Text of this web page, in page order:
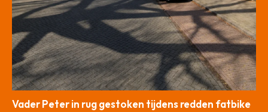
Vader Peter in rug gestoken tijdens redden fatbike